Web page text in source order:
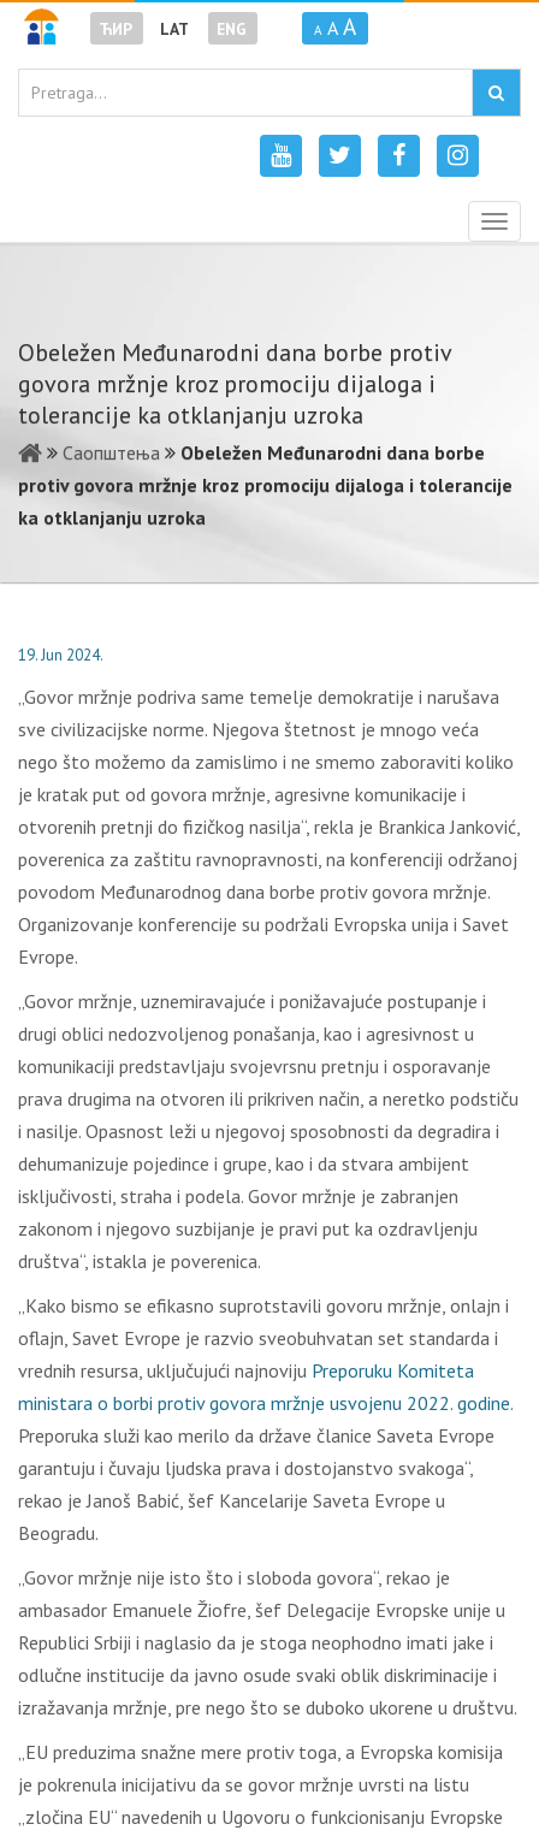
ЋИР LAT ENG A A A
Obeležen Međunarodni dana borbe protiv
govora mržnje kroz promociju dijaloga i
tolerancije ka otklanjanju uzroka
Саопштења
Obeležen Međunarodni dana borbe
protiv govora mržnje kroz promociju dijaloga i tolerancije
ka otklanjanju uzroka
19. Jun 2024.
„Govor mržnje podriva same temelje demokratije i narušava
sve civilizacijske norme. Njegova štetnost je mnogo veća
nego što možemo da zamislimo i ne smemo zaboraviti koliko
je kratak put od govora mržnje, agresivne komunikacije i
otvorenih pretnji do fizičkog nasilja“, rekla je Brankica Janković,
poverenica za zaštitu ravnopravnosti, na konferenciji održanoj
povodom Međunarodnog dana borbe protiv govora mržnje.
Organizovanje konferencije su podržali Evropska unija i Savet
Evrope.
„Govor mržnje, uznemiravajuće i ponižavajuće postupanje i
drugi oblici nedozvoljenog ponašanja, kao i agresivnost u
komunikaciji predstavljaju svojevrsnu pretnju i osporavanje
prava drugima na otvoren ili prikriven način, a neretko podstiču
i nasilje. Opasnost leži u njegovoj sposobnosti da degradira i
dehumanizuje pojedince i grupe, kao i da stvara ambijent
isključivosti, straha i podela. Govor mržnje je zabranjen
zakonom i njegovo suzbijanje je pravi put ka ozdravljenju
društva“, istakla je poverenica.
„Kako bismo se efikasno suprotstavili govoru mržnje, onlajn i
oflajn, Savet Evrope je razvio sveobuhvatan set standarda i
vrednih resursa, uključujući najnoviju Preporuku Komiteta
ministara o borbi protiv govora mržnje usvojenu 2022. godine.
Preporuka služi kao merilo da države članice Saveta Evrope
garantuju i čuvaju ljudska prava i dostojanstvo svakoga“,
rekao je Janoš Babić, šef Kancelarije Saveta Evrope u
Beogradu.
„Govor mržnje nije isto što i sloboda govora“, rekao je
ambasador Emanuele Žiofre, šef Delegacije Evropske unije u
Republici Srbiji i naglasio da je stoga neophodno imati jake i
odlučne institucije da javno osude svaki oblik diskriminacije i
izražavanja mržnje, pre nego što se duboko ukorene u društvu.
„EU preduzima snažne mere protiv toga, a Evropska komisija
je pokrenula inicijativu da se govor mržnje uvrsti na listu
„zločina EU“ navedenih u Ugovoru o funkcionisanju Evropske